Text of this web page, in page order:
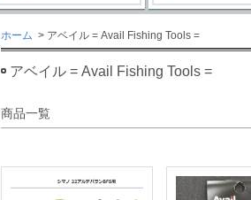
ホーム > アベイル = Avail Fishing Tools =
アベイル = Avail Fishing Tools =
商品一覧